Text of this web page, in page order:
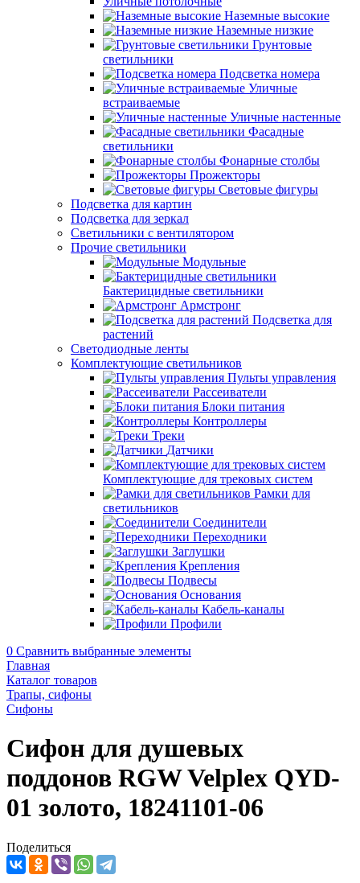
Наземные высокие
Наземные низкие
Грунтовые
светильники
Подсветка номера
Уличные
встраиваемые
Уличные настенные
Фасадные
светильники
Фонарные столбы
Прожекторы
Световые фигуры
Подсветка для картин
Подсветка для зеркал
Светильники с вентилятором
Прочие светильники
Модульные
Бактерицидные светильники
Армстронг
Подсветка для
растений
Светодиодные ленты
Комплектующие светильников
Пульты управления
Рассеиватели
Блоки питания
Контроллеры
Треки
Датчики
Комплектующие для трековых систем
Рамки для
светильников
Соединители
Переходники
Заглушки
Крепления
Подвесы
Основания
Кабель-каналы
Профили
0 Сравнить выбранные элементы
Главная
Каталог товаров
Трапы, сифоны
Сифоны
Сифон для душевых
поддонов RGW Velplex QYD-
01 золото, 18241101-06
Поделиться